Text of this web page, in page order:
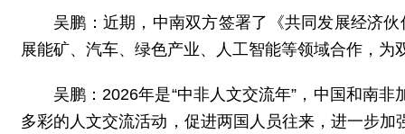
吴鹏： 近期，中南双方签署了《共同发展经济
展能矿、汽车、绿色产业、人工智能等领域合作， 为
吴鹏：2026年是“中非人文交流年”， 中国和南非
多彩的人文交流活动，促进两国人员往来，进一步加